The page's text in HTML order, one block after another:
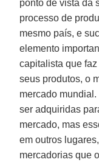
ponto de vista da
processo de
mesmo país, e
elemento
capitalista que
seus produtos, o
mercado
ser adquiridas
mercado, mas
em outros
mercadorias que